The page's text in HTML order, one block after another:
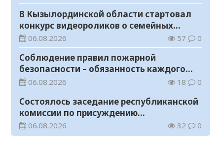
В Кызылординской области стартовал
конкурс видеороликов о семейных
ценностях и Конституции
06.08.2026 57 0
Соблюдение правил пожарной
безопасности – обязанность каждого
гражданина
06.08.2026 18 0
Состоялось заседание республиканской
комиссии по присуждению
образовательных грантов
06.08.2026 32 0